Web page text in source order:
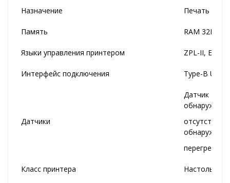
Назначение Печать на
Память RAM 32MB /
Языки управления принтером ZPL-II, EPL-
Интерфейс подключения Type-B USB,
Датчики
Датчик
перегрева
Класс принтера Настольный